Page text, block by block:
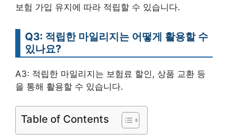
보험 가입 유지에 따라 적립할 수 있습니다.
Q3: 적립한 마일리지는 어떻게 활용할 수
있나요?
A3: 적립한 마일리지는 보험료 할인, 상품 교환 등
을 통해 활용할 수 있습니다.
Table of Contents